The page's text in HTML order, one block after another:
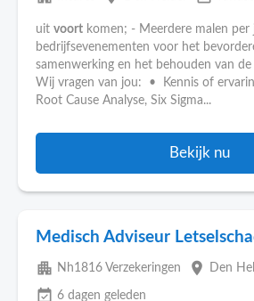
uit voort komen; - Meerdere malen per
bedrijfsevenementen voor het
samenwerking en het behouden van de
Wij vragen van jou: • Kennis of
Root Cause Analyse, Six Sigma...
Bekijk nu
Medisch Adviseur
apartment Nh1816 Verzekeringen place Den
event_available 6 dagen geleden